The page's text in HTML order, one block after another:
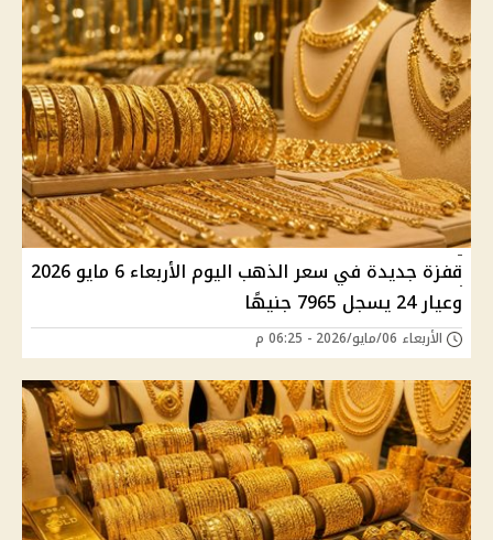
قفزة جديدة في سعر الذهب اليوم الأربعاء 6 مايو 2026
وعيار 24 يسجل 7965 جنيهًا
الأربعاء 06/مايو/2026 - 06:25 م